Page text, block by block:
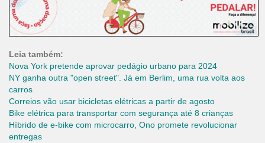
Leia também:
Nova York pretende aprovar pedágio urbano para 2024
NY ganha outra "open street". Já em Berlim, uma rua volta aos
carros
Correios vão usar bicicletas elétricas a partir de agosto
Bike elétrica para transportar com segurança até 8 crianças
Híbrido de e-bike com microcarro, Ono promete revolucionar
entregas